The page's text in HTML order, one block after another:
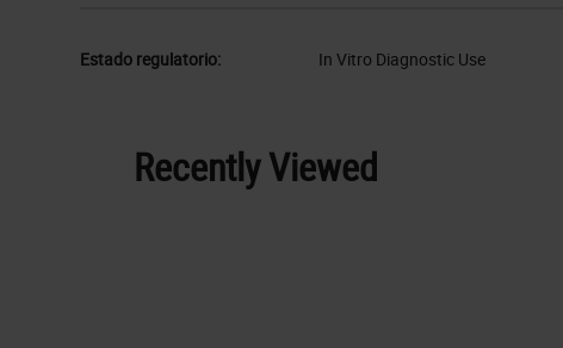
Estado regulatorio: In Vitro Diagnostic Use
Recently Viewed